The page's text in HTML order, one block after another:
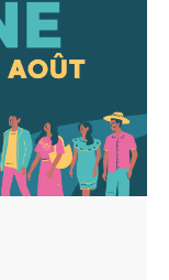
fidèles
bars
vous.